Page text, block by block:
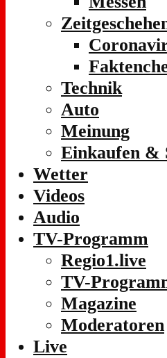
Technik
Auto
Meinung
Einkaufen &
Wetter
Videos
Audio
TV-Programm
Regio1.live
TV-
Magazine
Moderatoren
Live